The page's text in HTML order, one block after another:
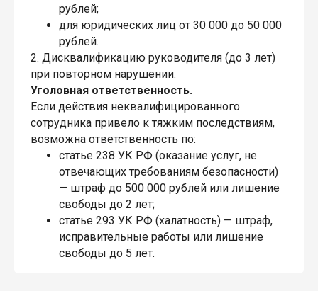
рублей;
для юридических лиц от 30 000 до 50 000
рублей.
2. Дисквалификацию руководителя (до 3 лет)
при повторном нарушении.
Уголовная ответственность.
Если действия неквалифицированного
сотрудника привело к тяжким последствиям,
возможна ответственность по:
статье 238 УК РФ (оказание услуг, не
отвечающих требованиям безопасности)
— штраф до 500 000 рублей или лишение
свободы до 2 лет;
статье 293 УК РФ (халатность) — штраф,
исправительные работы или лишение
свободы до 5 лет.